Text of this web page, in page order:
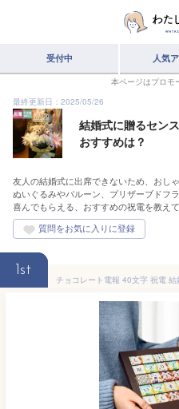
受付中 人気
本ページはプロモ
最終更新日：2025/05/26
結婚式に贈るセン
おすすめは？
友人の結婚式に出席できないため、おし
ぬいぐるみやバルーン、プリザーブドフ
喜んでもらえる、おすすめの祝電を教えて
1st